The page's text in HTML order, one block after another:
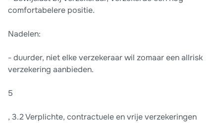
comfortabelere positie.
Nadelen:
- duurder, niet elke verzekeraar wil zomaar een allrisk
verzekering aanbieden.
5
, 3.2 Verplichte, contractuele en vrije verzekeringen